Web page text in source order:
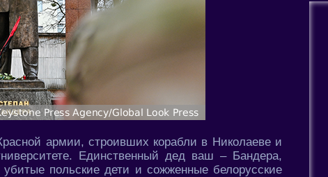
армии, строивших корабли в Николаеве и
Единственный дед ваш – Бандера,
польские дети и сожженные белорусские